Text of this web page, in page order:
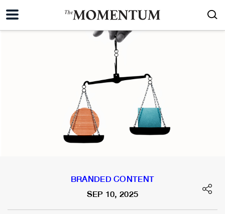
BRANDED CONTENT
SEP 10, 2025